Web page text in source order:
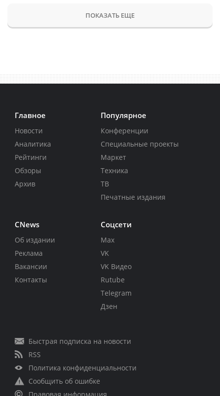
ПОКАЗАТЬ ЕЩЕ
Главное
Новости
Аналитика
Рейтинги
Обзоры
Архив
Популярное
Конференции
Специальные проекты
Маркет
Техника
ТВ
Печатные издания
CNews
Об издании
Реклама
Вакансии
Контакты
Соцсети
Max
VK
VK Видео
Rutube
Telegram
Дзен
Быстрая подписка на новости
RSS
Политика конфиденциальности
Сообщить об ошибке